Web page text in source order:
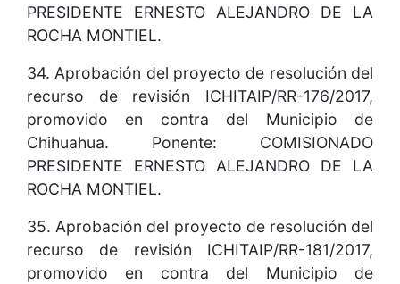
PRESIDENTE ERNESTO ALEJANDRO DE LA
ROCHA MONTIEL.
34. Aprobación del proyecto de resolución del
recurso de revisión ICHITAIP/RR-176/2017,
promovido en contra del Municipio de
Chihuahua. Ponente: COMISIONADO
PRESIDENTE ERNESTO ALEJANDRO DE LA
ROCHA MONTIEL.
35. Aprobación del proyecto de resolución del
recurso de revisión ICHITAIP/RR-181/2017,
promovido en contra del Municipio de